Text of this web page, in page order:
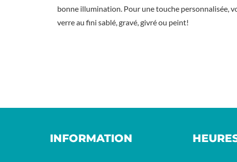
bonne illumination. Pour une touche personnalisée,
verre au fini sablé, gravé, givré ou peint!
INFORMATION